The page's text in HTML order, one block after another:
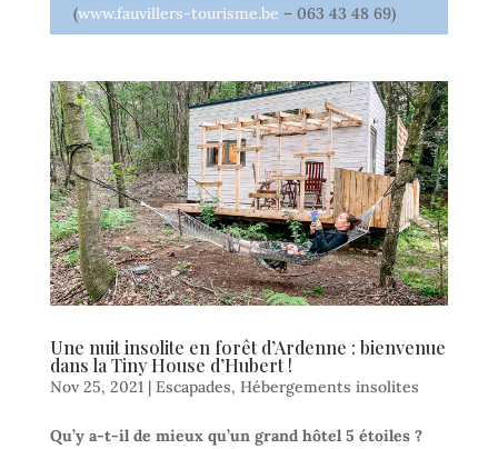
(www.fauvillers-tourisme.be – 063 43 48 69)
Une nuit insolite en forêt d’Ardenne : bienvenue
dans la Tiny House d’Hubert !
Nov 25, 2021| Escapades, Hébergements insolites
Qu’y a-t-il de mieux qu’un grand hôtel 5 étoiles ?